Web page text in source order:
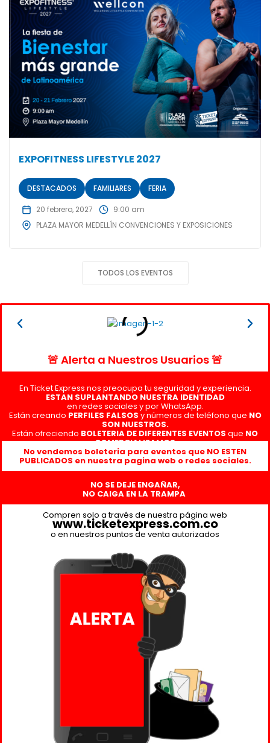
EXPOFITNESS LIFESTYLE 2027
DESTACADOS FAMILIARES FERIA
20 febrero, 2027
9:00 am
PLAZA MAYOR MEDELLÍN CONVENCIONES Y EXPOSICIONES
TODOS LOS EVENTOS
🚨 Alerta a Nuestros Usuarios 🚨
En Ticket Express nos preocupa tu seguridad y experiencia.
ESTAN SUPLANTANDO NUESTRA IDENTIDAD
en redes sociales y por WhatsApp.
Están creando PERFILES FALSOS y números de teléfono que NO
SON NUESTROS.
Están ofreciendo BOLETERIA DE DIFERENTES EVENTOS que NO
COMERCIALIZAMOS
No vendemos boleteria para eventos que NO ESTEN
PUBLICADOS en nuestra pagina web o redes sociales.
NO SE DEJE ENGAÑAR,
NO CAIGA EN LA TRAMPA
Compren solo a través de nuestra página web
www.ticketexpress.com.co
o en nuestros puntos de venta autorizados